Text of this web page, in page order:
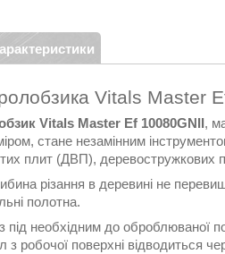
Vitals Master
Vitals Master Ef 10080GNII,
стане незамінним
плит (ДВП),
різання в деревині не
полотна.
під необхідним до оброблюваної
робочої поверхні відводиться